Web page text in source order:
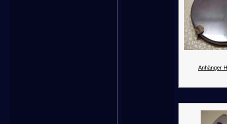
Anhänger